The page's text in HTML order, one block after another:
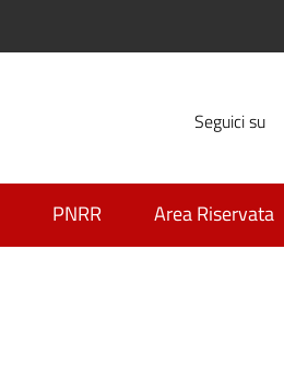
Seguici su
PNRR Area Riservata